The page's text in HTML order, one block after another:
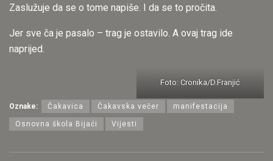
Zaslužuje da se o tome napiše. I da se to pročita.
Jer sve ča je pasalo – trag je ostavilo. A ovaj trag ide
naprijed.
Foto: Cronika/D.Franjić
Oznake: Čakavica Čakavska večer manifestacija
Osnovna škola Bijaći Vijesti